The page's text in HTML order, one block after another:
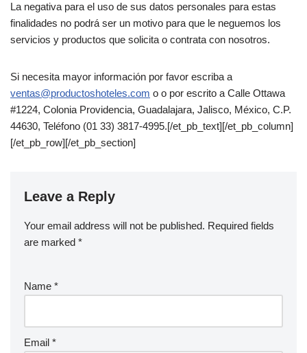
La negativa para el uso de sus datos personales para estas
finalidades no podrá ser un motivo para que le neguemos los
servicios y productos que solicita o contrata con nosotros.
Si necesita mayor información por favor escriba a
ventas@productoshoteles.com o o por escrito a Calle Ottawa
#1224, Colonia Providencia, Guadalajara, Jalisco, México, C.P.
44630, Teléfono (01 33) 3817-4995.[/et_pb_text][/et_pb_column]
[/et_pb_row][/et_pb_section]
Leave a Reply
Your email address will not be published. Required fields
are marked *
Name *
Email *